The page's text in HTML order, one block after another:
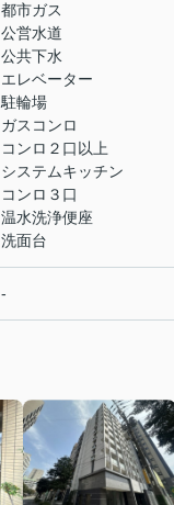
都市ガス
公営水道
公共下水
エレベーター
駐輪場
ガスコンロ
コンロ２口以上
システムキッチン
コンロ３口
温水洗浄便座
洗面台
-